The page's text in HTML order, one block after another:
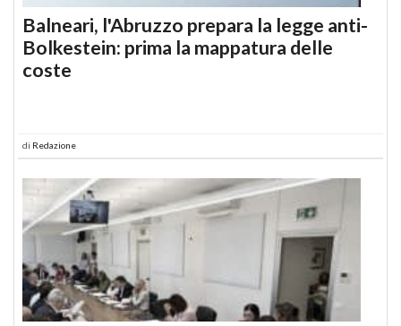
Balneari, l'Abruzzo prepara la legge anti-
Bolkestein: prima la mappatura delle
coste
di Redazione